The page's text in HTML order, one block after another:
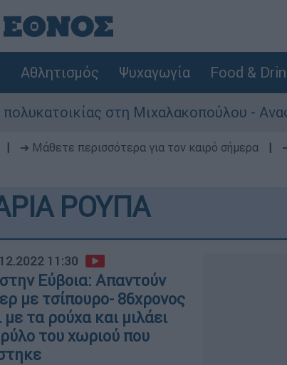
Αθλητισμός Ψυχαγωγία Food &
στη Μιχαλακοπούλου -
➔ Μάθετε περισσότερα για τον καιρό σήμερα
ΡΟΥΠΑ
11:30
Εύβοια: Aπαντούν
με τσίπουρο- 86χρονος
με τα ρούχα και μιλάει
του χωριού που